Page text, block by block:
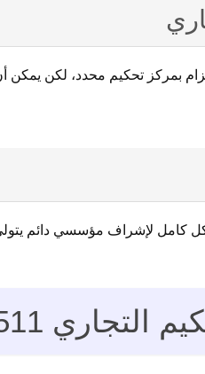
بمركز تحكيم محدد، لكن
كامل لإشراف مؤسسي دائم يتولى
94959511